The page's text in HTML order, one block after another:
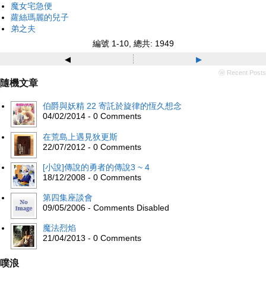
魔女宅急便
蘿絲瑪麗的兒子
弟之夫
編號 1-10, 總共: 1949
◂ ▸
ⓦ Recent Posts
隨機文章
伯爵與妖精 22 寄託於旋律的恆久想念
04/02/2014 - 0 Comments
在荒島上遇見狄更斯
22/07/2012 - 0 Comments
[小說]傳說的勇者的傳說3 ~ 4
18/12/2008 - 0 Comments
第四集座談會
09/05/2006 - Comments Disabled
魔法烈焰
21/04/2013 - 0 Comments
噗浪